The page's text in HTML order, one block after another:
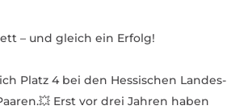
– und gleich ein Erfolg!
Platz 4 bei den Hessi­schen Landes­
Erst vor drei Jahren haben